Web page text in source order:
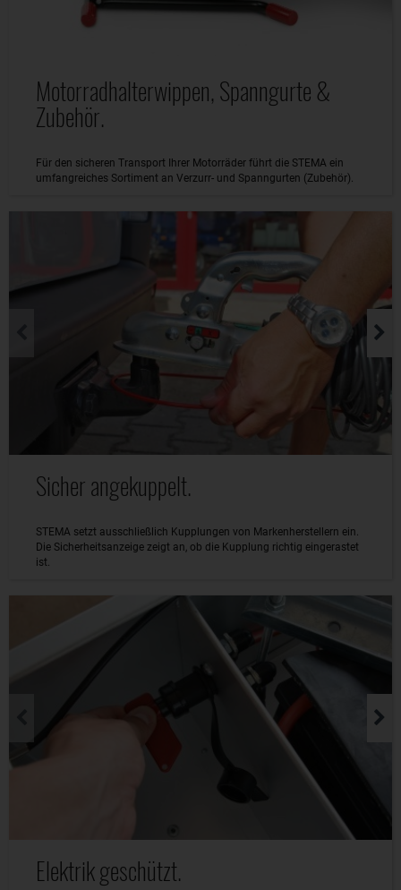
Motorradhalterwippen, Spanngurte &
Zubehör.
Für den sicheren Transport Ihrer Motorräder führt die STEMA ein
umfangreiches Sortiment an Verzurr- und Spanngurten (Zubehör).
Sicher angekuppelt.
STEMA setzt ausschließlich Kupplungen von Markenherstellern ein.
Die Sicherheitsanzeige zeigt an, ob die Kupplung richtig eingerastet
ist.
Elektrik geschützt.